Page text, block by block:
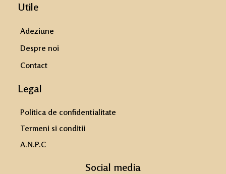
Utile
Adeziune
Despre noi
Contact
Legal
Politica de confidentialitate
Termeni si conditii
A.N.P.C
Social media